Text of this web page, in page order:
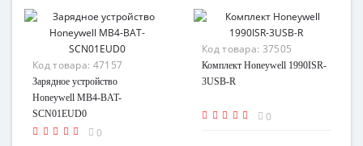
Код товара: 47157
Зарядное устройство
Honeywell MB4-BAT-
SCN01EUD0
0
Код товара: 37505
Комплект Honeywell 1990ISR-
3USB-R
0